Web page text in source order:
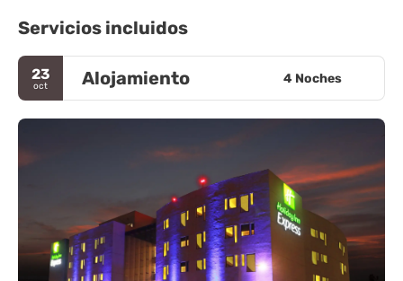
Servicios incluidos
23
oct Alojamiento 4 Noches